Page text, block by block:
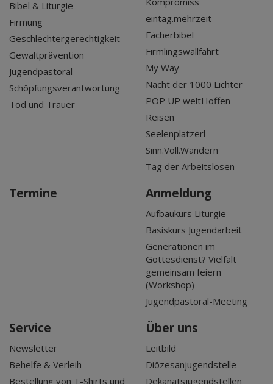
Bibel & Liturgie
Firmung
Geschlechtergerechtigkeit
Gewaltprävention
Jugendpastoral
Schöpfungsverantwortung
Tod und Trauer
eintag.mehrzeit
Fächerbibel
Firmlingswallfahrt
My Way
Nacht der 1000 Lichter
POP UP weltHoffen
Reisen
Seelenplatzerl
Sinn.Voll.Wandern
Tag der Arbeitslosen
Termine Anmeldung
Aufbaukurs Liturgie
Basiskurs Jugendarbeit
Generationen im
Gottesdienst? Vielfalt
gemeinsam feiern
(Workshop)
Jugendpastoral-Meeting
Service
Newsletter
Behelfe & Verleih
Bestellung von T-Shirts und
Über uns
Leitbild
Diözesanjugendstelle
Dekanatsjugendstellen